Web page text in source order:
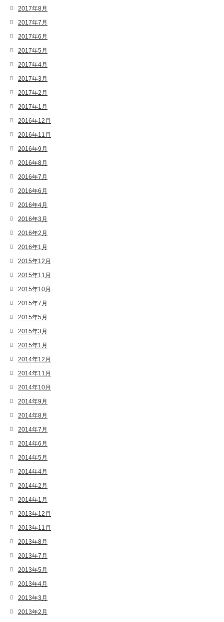
2017年8月
2017年7月
2017年6月
2017年5月
2017年4月
2017年3月
2017年2月
2017年1月
2016年12月
2016年11月
2016年9月
2016年8月
2016年7月
2016年6月
2016年4月
2016年3月
2016年2月
2016年1月
2015年12月
2015年11月
2015年10月
2015年7月
2015年5月
2015年3月
2015年1月
2014年12月
2014年11月
2014年10月
2014年9月
2014年8月
2014年7月
2014年6月
2014年5月
2014年4月
2014年2月
2014年1月
2013年12月
2013年11月
2013年8月
2013年7月
2013年5月
2013年4月
2013年3月
2013年2月